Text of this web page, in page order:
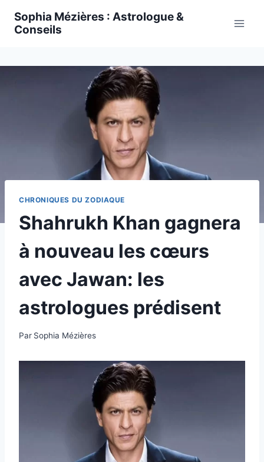
Sophia Mézières : Astrologue &
Conseils
CHRONIQUES DU ZODIAQUE
Shahrukh Khan gagnera
à nouveau les cœurs
avec Jawan: les
astrologues prédisent
Par Sophia Mézières